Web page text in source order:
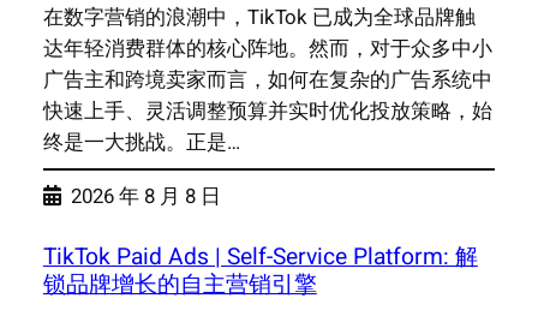
在数字营销的浪潮中，TikTok 已成为全球品牌触
达年轻消费群体的核心阵地。然而，对于众多中小
广告主和跨境卖家而言，如何在复杂的广告系统中
快速上手、灵活调整预算并实时优化投放策略，始
终是一大挑战。正是…
2026 年 8 月 8 日
TikTok Paid Ads | Self-Service Platform: 解
锁品牌增长的自主营销引擎